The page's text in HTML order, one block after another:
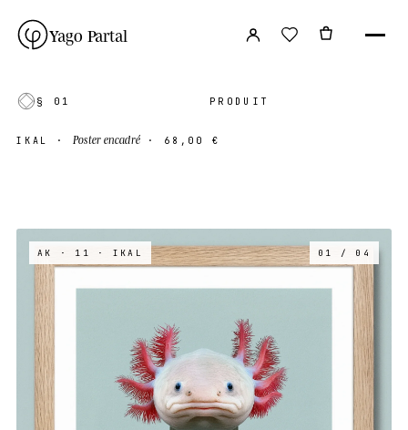
Yago Partal
§ 01 PRODUIT
IKAL · Poster encadré· 68,00 €
AK · 11 · IKAL 01 / 04